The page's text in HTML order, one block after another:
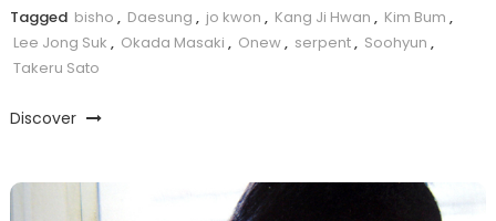
Tagged bisho , Daesung , jo kwon , Kang Ji Hwan , Kim Bum ,
Lee Jong Suk , Okada Masaki , Onew, serpent, Soohyun ,
Takeru Sato
Discover